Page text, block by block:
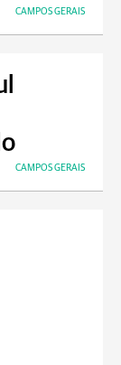
CAMPOS GERAIS
CAMPOS GERAIS